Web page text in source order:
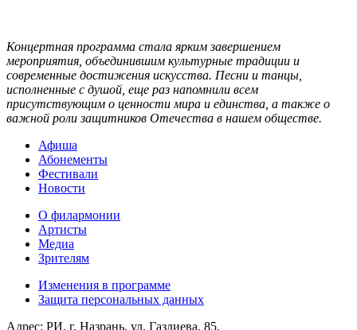
Концертная программа стала ярким завершением
мероприятия, объединившим культурные традиции и
современные достижения искусства. Песни и танцы,
исполненные с душой, еще раз напомнили всем
присутствующим о ценности мира и единства, а также о
важной роли защитников Отечества в нашем обществе.
Афиша
Абонементы
Фестивали
Новости
О филармонии
Артисты
Медиа
Зрителям
Изменения в программе
Защита персональных данных
Адрес: РИ, г. Назрань, ул. Газдиева, 85.